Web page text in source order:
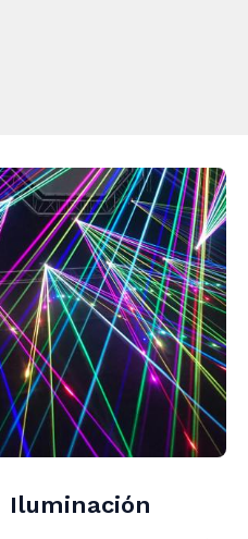
Iluminación